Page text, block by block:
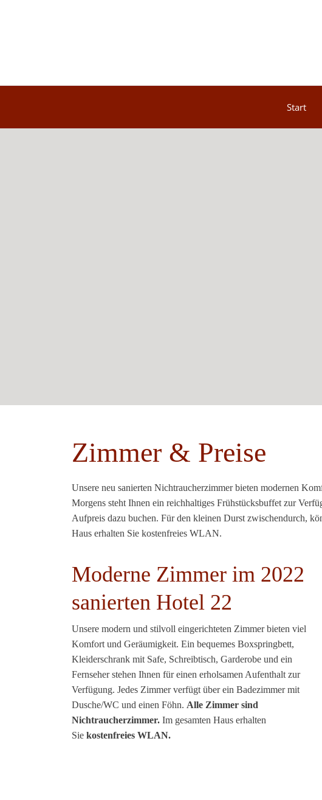
Start
Zimmer & Preise
Unsere neu sanierten Nichtraucherzimmer bieten modernen
Morgens steht Ihnen ein reichhaltiges Frühstücksbuffet zur
Aufpreis dazu buchen. Für den kleinen Durst zwischendurch,
Haus erhalten Sie kostenfreies WLAN.
Moderne Zimmer im 2022
sanierten Hotel 22
Unsere modern und stilvoll eingerichteten Zimmer bieten viel
Komfort und Geräumigkeit. Ein bequemes Boxspringbett,
Kleiderschrank mit Safe, Schreibtisch, Garderobe und ein
Fernseher stehen Ihnen für einen erholsamen Aufenthalt zur
Verfügung. Jedes Zimmer verfügt über ein Badezimmer mit
Dusche/WC und einen Föhn. Alle Zimmer sind
Nichtraucherzimmer. Im gesamten Haus erhalten
Sie kostenfreies WLAN.